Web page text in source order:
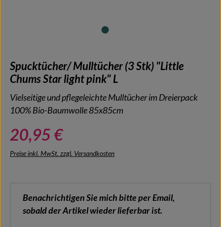
Spucktücher/ Mulltücher (3 Stk) "Little
Chums Star light pink" L
Vielseitige und pflegeleichte Mulltücher im Dreierpack
100% Bio-Baumwolle 85x85cm
20,95 €
Preise inkl. MwSt. zzgl. Versandkosten
Benachrichtigen Sie mich bitte per Email,
sobald der Artikel wieder lieferbar ist.